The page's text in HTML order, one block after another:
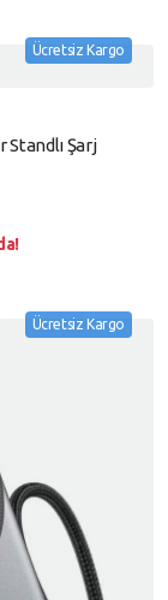
Ücretsiz Kargo
Standlı Şarj
Ücretsiz Kargo